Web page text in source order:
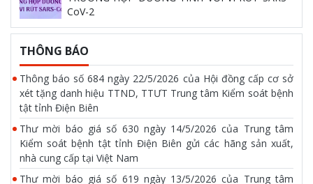
CoV-2
THÔNG BÁO
Thông báo số 684 ngày 22/5/2026 của Hội đồng cấp cơ sở
xét tặng danh hiệu TTND, TTƯT Trung tâm Kiểm soát bệnh
tật tỉnh Điện Biên
Thư mời báo giá số 630 ngày 14/5/2026 của Trung tâm
Kiểm soát bệnh tật tỉnh Điện Biên gửi các hãng sản xuất,
nhà cung cấp tại Việt Nam
Thư mời báo giá số 619 ngày 13/5/2026 của Trung tâm